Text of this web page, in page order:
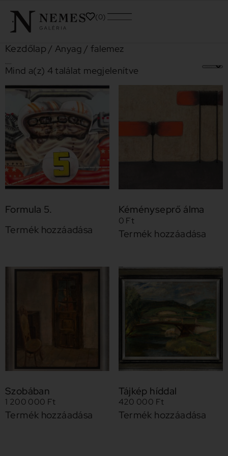
0
Kezdőlap / Anyag / falemez
Mind a(z) 4 találat megjelenítve
Formula 5.
Termék hozzáadása
Kéményseprő álma
0 Ft
Termék hozzáadása
Szobában
1 200 000 Ft
Termék hozzáadása
Tájkép híddal
420 000 Ft
Termék hozzáadása